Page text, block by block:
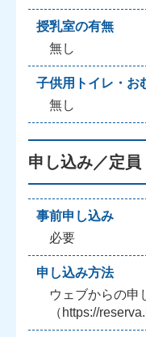
授乳室の有無
無し
子供用トイレ・お
無し
申し込み／定員
事前申し込み
必要
申し込み方法
ウェブからの申
（https://